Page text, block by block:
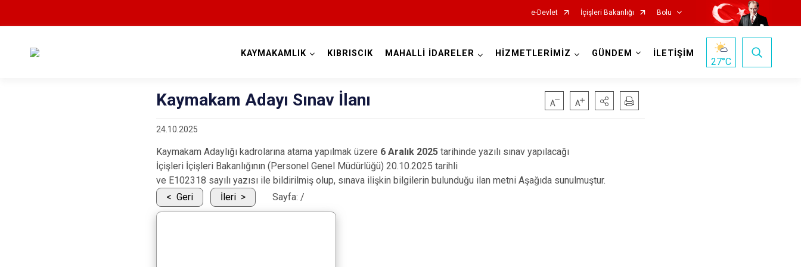
e-Devlet İçişleri Bakanlığı Bolu
Dörtdivan
KAYMAKAMLIK KIBRISCIK MAHALLİ İDARELER HİZMETLERİMİZ GÜNDEM İLETİŞİM
27°C
Kaymakam Adayı Sınav İlanı
24.10.2025
Kaymakam Adaylığı kadrolarına atama yapılmak üzere 6 Aralık 2025 tarihinde yazılı sınav yapılacağı
İçişleri İçişleri Bakanlığının (Personel Genel Müdürlüğü) 20.10.2025 tarihli
ve E­102318 sayılı yazısı ile bildirilmiş olup, sınava ilişkin bilgilerin bulunduğu ilan metni Aşağıda sunulmuştur.
Geri
İleri Sayfa: /